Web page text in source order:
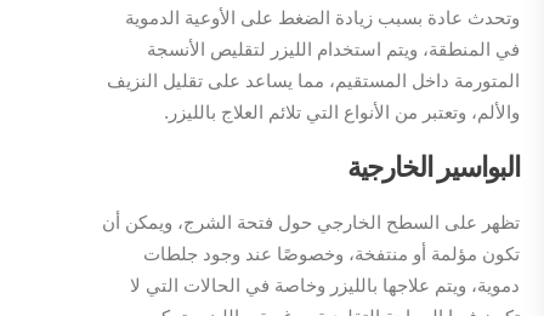
وتحدث عادة بسبب زيادة الضغط على الأوعية الدموية
في المنطقة، ويتم استخدام الليزر لتقليص الأنسجة
المتورمة داخل المستقيم، مما يساعد على تقليل النزيف
والألم، وتعتبر من الأنواع التي تلائم العلاج بالليزر.
البواسير الخارجية
تظهر على السطح الخارجي حول فتحة الشرج، ويمكن أن
تكون مؤلمة أو منتفخة، وخصوصًا عند وجود جلطات
دموية، ويتم علاجها بالليزر وخاصة في الحالات التي لا